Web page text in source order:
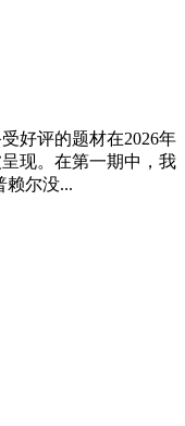
好评的题材在2026年
现。在第一期中，我
赖尔没...